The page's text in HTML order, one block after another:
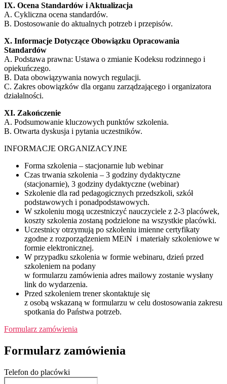
IX. Ocena Standardów i Aktualizacja
A. Cykliczna ocena standardów.
B. Dostosowanie do aktualnych potrzeb i przepisów.
X. Informacje Dotyczące Obowiązku Opracowania
Standardów
A. Podstawa prawna: Ustawa o zmianie Kodeksu rodzinnego i
opiekuńczego.
B. Data obowiązywania nowych regulacji.
C. Zakres obowiązków dla organu zarządzającego i organizatora
działalności.
XI. Zakończenie
A. Podsumowanie kluczowych punktów szkolenia.
B. Otwarta dyskusja i pytania uczestników.
INFORMACJE ORGANIZACYJNE
Forma szkolenia – stacjonarnie lub webinar
Czas trwania szkolenia – 3 godziny dydaktyczne
(stacjonarnie), 3 godziny dydaktyczne (webinar)
Szkolenie dla rad pedagogicznych przedszkoli, szkół
podstawowych i ponadpodstawowych.
W szkoleniu mogą uczestniczyć nauczyciele z 2-3 placówek,
koszty szkolenia zostaną podzielone na wszystkie placówki.
Uczestnicy otrzymują po szkoleniu imienne certyfikaty
zgodne z rozporządzeniem MEiN i materiały szkoleniowe w
formie elektronicznej.
W przypadku szkolenia w formie webinaru, dzień przed
szkoleniem na podany
w formularzu zamówienia adres mailowy zostanie wysłany
link do wydarzenia.
Przed szkoleniem trener skontaktuje się
z osobą wskazaną w formularzu w celu dostosowania zakresu
spotkania do Państwa potrzeb.
Formularz zamówienia
Formularz zamówienia
Telefon do placówki